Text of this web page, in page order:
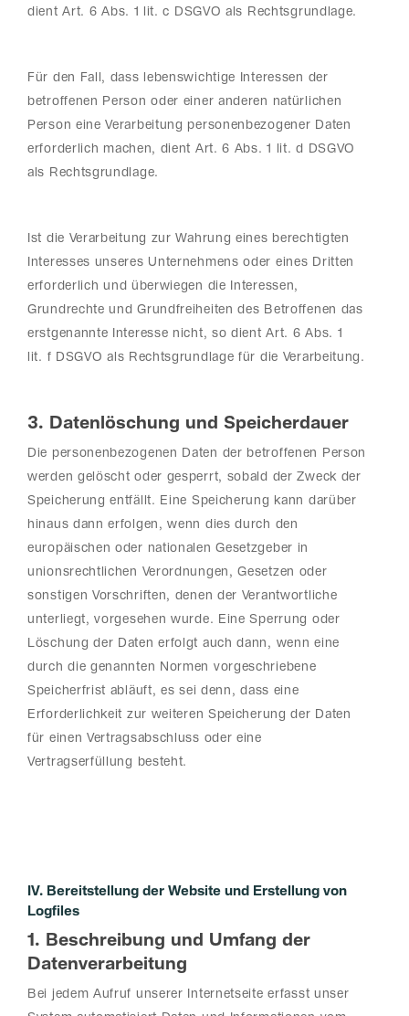
dient Art. 6 Abs. 1 lit. c DSGVO als Rechtsgrundlage.
Für den Fall, dass lebenswichtige Interessen der
betroffenen Person oder einer anderen natürlichen
Person eine Verarbeitung personenbezogener Daten
erforderlich machen, dient Art. 6 Abs. 1 lit. d DSGVO
als Rechtsgrundlage.
Ist die Verarbeitung zur Wahrung eines berechtigten
Interesses unseres Unternehmens oder eines Dritten
erforderlich und überwiegen die Interessen,
Grundrechte und Grundfreiheiten des Betroffenen das
erstgenannte Interesse nicht, so dient Art. 6 Abs. 1
lit. f DSGVO als Rechtsgrundlage für die Verarbeitung.
3. Datenlöschung und Speicherdauer
Die personenbezogenen Daten der betroffenen Person
werden gelöscht oder gesperrt, sobald der Zweck der
Speicherung entfällt. Eine Speicherung kann darüber
hinaus dann erfolgen, wenn dies durch den
europäischen oder nationalen Gesetzgeber in
unionsrechtlichen Verordnungen, Gesetzen oder
sonstigen Vorschriften, denen der Verantwortliche
unterliegt, vorgesehen wurde. Eine Sperrung oder
Löschung der Daten erfolgt auch dann, wenn eine
durch die genannten Normen vorgeschriebene
Speicherfrist abläuft, es sei denn, dass eine
Erforderlichkeit zur weiteren Speicherung der Daten
für einen Vertragsabschluss oder eine
Vertragserfüllung besteht.
IV. Bereitstellung der Website und Erstellung von
Logfiles
1. Beschreibung und Umfang der
Datenverarbeitung
Bei jedem Aufruf unserer Internetseite erfasst unser